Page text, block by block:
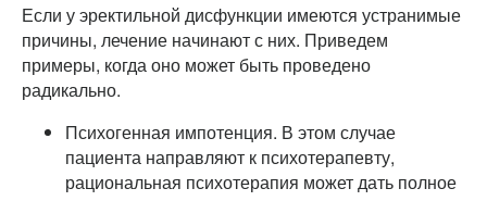
Если у эректильной дисфункции имеются устранимые
причины, лечение начинают с них. Приведем
примеры, когда оно может быть проведено
радикально.
Психогенная импотенция. В этом случае
пациента направляют к психотерапевту,
рациональная психотерапия может дать полное